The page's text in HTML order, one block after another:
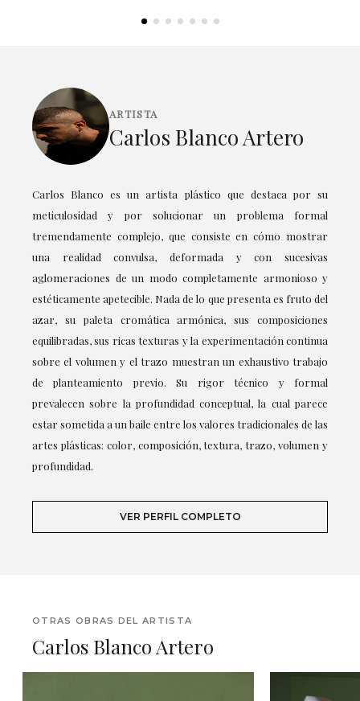
ARTISTA
Carlos Blanco Artero
Carlos Blanco es un artista plástico que destaca por su
meticulosidad y por solucionar un problema formal
tremendamente complejo, que consiste en cómo mostrar
una realidad convulsa, deformada y con sucesivas
aglomeraciones de un modo completamente armonioso y
estéticamente apetecible. Nada de lo que presenta es fruto del
azar, su paleta cromática armónica, sus composiciones
equilibradas, sus ricas texturas y la experimentación continua
sobre el volumen y el trazo muestran un exhaustivo trabajo
de planteamiento previo. Su rigor técnico y formal
prevalecen sobre la profundidad conceptual, la cual parece
estar sometida a un baile entre los valores tradicionales de las
artes plásticas: color, composición, textura, trazo, volumen y
profundidad.
VER PERFIL COMPLETO
OTRAS OBRAS DEL ARTISTA
Carlos Blanco Artero